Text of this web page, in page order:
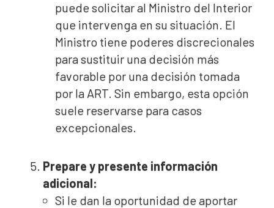
puede solicitar al Ministro del Interior
que intervenga en su situación. El
Ministro tiene poderes discrecionales
para sustituir una decisión más
favorable por una decisión tomada
por la ART. Sin embargo, esta opción
suele reservarse para casos
excepcionales.
Prepare y presente información
adicional:
Si le dan la oportunidad de aportar